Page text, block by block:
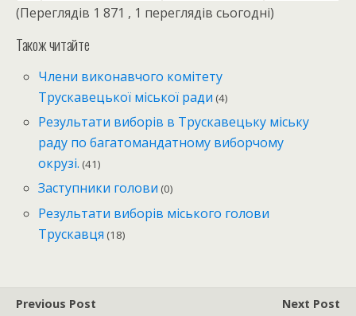
(Переглядів 1 871 , 1 переглядів сьогодні)
Також читайте
Члени виконавчого комітету
Трускавецької міської ради (4)
Результати виборів в Трускавецьку міську
раду по багатомандатному виборчому
окрузі. (41)
Заступники голови (0)
Результати виборів міського голови
Трускавця (18)
Previous Post
Next Post